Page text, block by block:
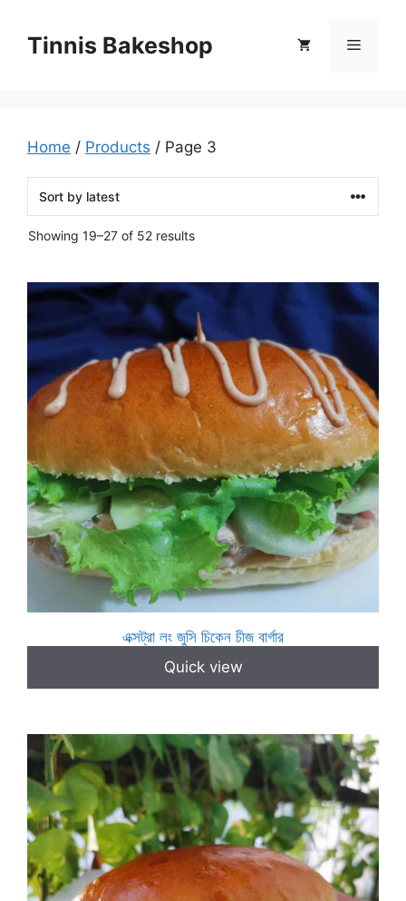
contentTinnis Bakeshop Menu
Home / Products / Page 3
Showing 19–27 of 52 resultsSorted
এক্সট্রা লং জুসি চিকেন চীজ বার্গার
Quick view